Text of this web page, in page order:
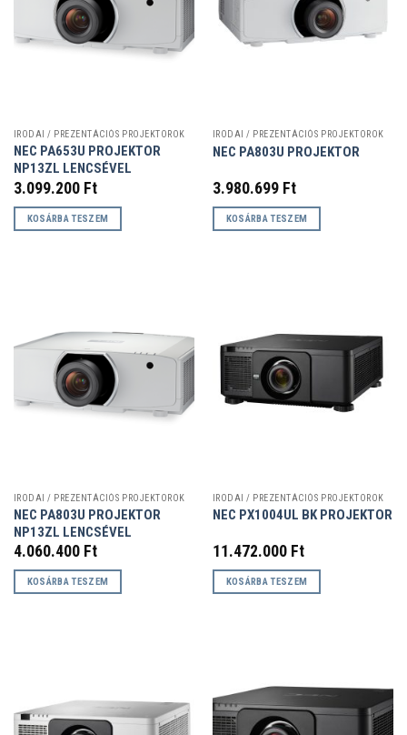
IRODAI / PREZENTÁCIÓS PROJEKTOROK
NEC PA653U PROJEKTOR
NP13ZL LENCSÉVEL
3.099.200 Ft
KOSÁRBA TESZEM
IRODAI / PREZENTÁCIÓS PROJEKTOROK
NEC PA803U PROJEKTOR
3.980.699 Ft
KOSÁRBA TESZEM
IRODAI / PREZENTÁCIÓS PROJEKTOROK
NEC PA803U PROJEKTOR
NP13ZL LENCSÉVEL
4.060.400 Ft
KOSÁRBA TESZEM
IRODAI / PREZENTÁCIÓS PROJEKTOROK
NEC PX1004UL BK PROJEKTOR
11.472.000 Ft
KOSÁRBA TESZEM